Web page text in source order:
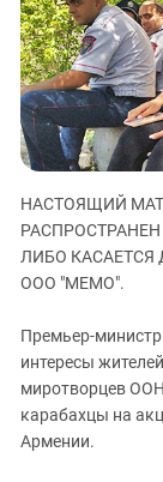
Дагестан
Ингушетия
Кабардино-
Калмыкия
Карачаево-
Краснодарский
Российская
Северная Осетия
СКФО
Ставропольский
НАСТОЯЩИЙ
ЛИБО КАСАЕТСЯ
ООО "МЕМО".
Премьер-
интересы
миротворцев
карабахцы на
Армении.